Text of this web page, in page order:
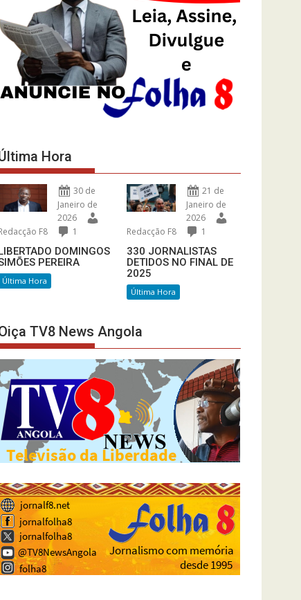
Hora
30 de
Janeiro de
2026
F8
1
DOMINGOS
PEREIRA
Última Hora
21 de
Janeiro de
2026
Redacção F8
1
330 JORNALISTAS
DETIDOS NO FINAL DE
2025
Última Hora
TV8 News Angola